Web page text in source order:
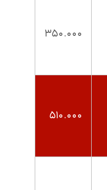
۳۵۰.۰۰۰
۵۱۰.۰۰۰